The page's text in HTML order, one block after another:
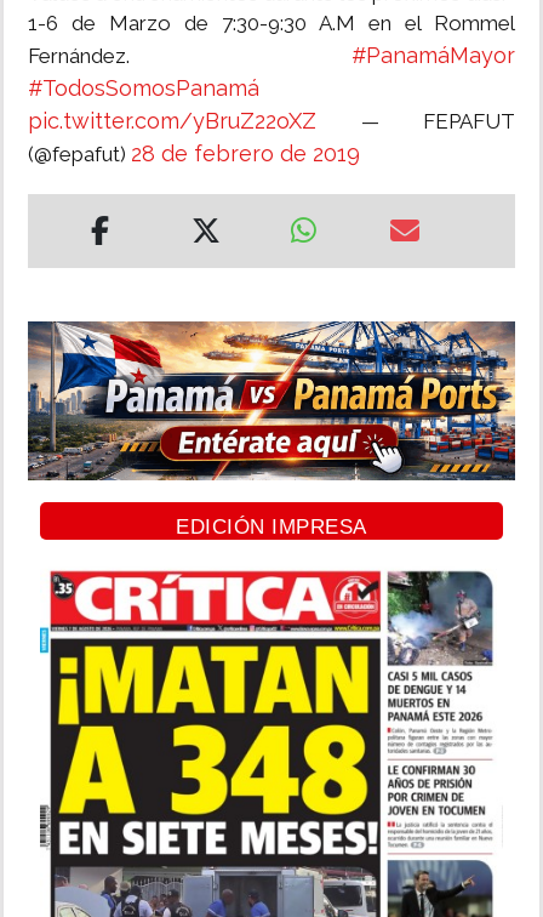
1-6 de Marzo de 7:30-9:30 A.M en el Rommel
Fernández. #PanamáMayor
#TodosSomosPanamá
pic.twitter.com/yBruZ22oXZ — FEPAFUT
(@fepafut) 28 de febrero de 2019
EDICIÓN IMPRESA